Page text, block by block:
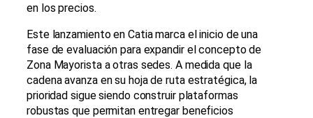
en los precios.
Este lanzamiento en Catia marca el inicio de una
fase de evaluación para expandir el concepto de
Zona Mayorista a otras sedes. A medida que la
cadena avanza en su hoja de ruta estratégica, la
prioridad sigue siendo construir plataformas
robustas que permitan entregar beneficios